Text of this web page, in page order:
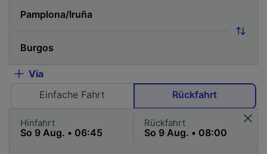
Via
Einfache Fahrt
Rückfahrt
Hinfahrt Rückfahrt